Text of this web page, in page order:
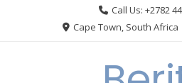
Call Us: +2782
Cape Town, South Africa